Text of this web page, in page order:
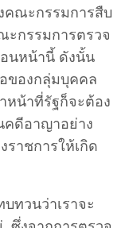
คณะกรรมการสืบ
ะกรรมการตรวจ
นหน้านี้ ดังนั้น
ของกลุ่มบุคคล
หน้าที่รัฐก็จะต้อง
คดีอาญาอย่าง
าชการให้เกิด
ทวนว่าเราจะ